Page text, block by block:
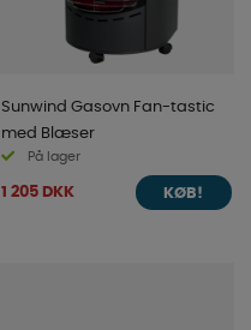
Sunwind Gasovn Fan-tastic
med Blæser
På lager
1 205 DKK KØB!